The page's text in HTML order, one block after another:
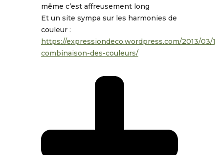
même c’est affreusement long
Et un site sympa sur les harmonies de
couleur :
https://expressiondeco.wordpress.com/2013/03/
combinaison-des-couleurs/